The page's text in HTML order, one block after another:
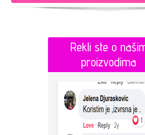
Rekli ste o
proizvodima